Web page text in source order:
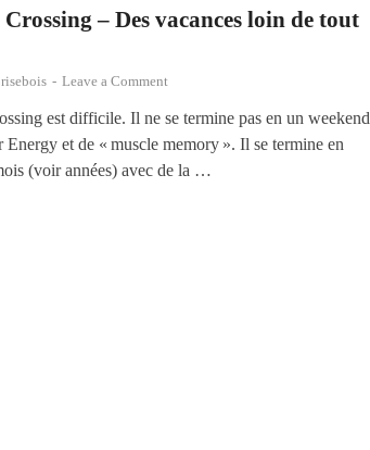
– Des vacances loin de tout
- Leave a Comment
est difficile. Il ne se termine pas en un weekend
Energy et de « muscle memory ». Il se termine en
(voir années) avec de la …